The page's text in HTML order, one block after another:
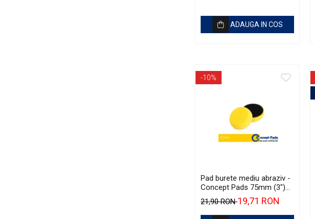
ADAUGA IN COS
-10%
Pad burete mediu abraziv -
Concept Pads 75mm (3")
Yellow Polishing Pad
21,90 RON19,71 RON